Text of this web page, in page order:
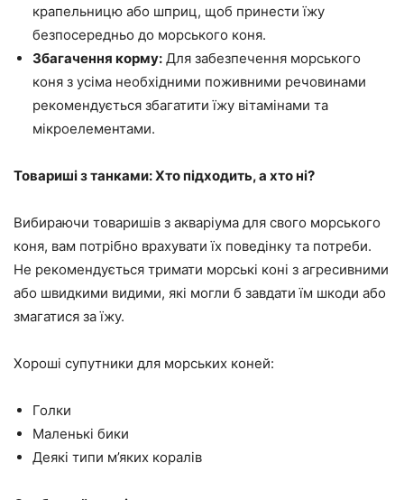
крапельницю або шприц, щоб принести їжу
безпосередньо до морського коня.
Збагачення корму: Для забезпечення морського
коня з усіма необхідними поживними речовинами
рекомендується збагатити їжу вітамінами та
мікроелементами.
Товариші з танками: Хто підходить, а хто ні?
Вибираючи товаришів з акваріума для свого морського
коня, вам потрібно врахувати їх поведінку та потреби.
Не рекомендується тримати морські коні з агресивними
або швидкими видими, які могли б завдати їм шкоди або
змагатися за їжу.
Хороші супутники для морських коней:
Голки
Маленькі бики
Деякі типи м’яких коралів